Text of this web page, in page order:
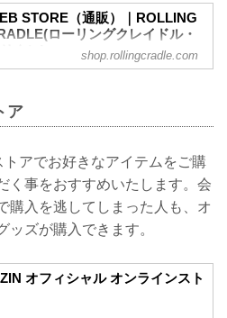
STORE（通販）｜ROLLING
ローリングクレイドル・
shop.rollingcradle.com
ア
アでお好きなアイテムをご購
く事をおすすめいたします。会
購入を逃してしまった人も、オ
ッズが購入できます。
オフィシャル オンラインスト